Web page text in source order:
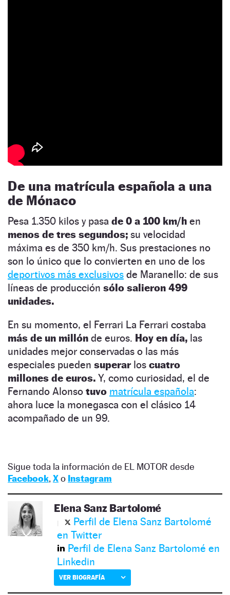
De una matrícula española a una
de Mónaco
Pesa 1.350 kilos y pasa de 0 a 100 km/h en
menos de tres segundos; su velocidad
máxima es de 350 km/h. Sus prestaciones no
son lo único que lo convierten en uno de los
deportivos más exclusivos de Maranello: de sus
líneas de producción sólo salieron 499
unidades.
En su momento, el Ferrari La Ferrari costaba
más de un millón de euros. Hoy en día, las
unidades mejor conservadas o las más
especiales pueden superar los cuatro
millones de euros. Y, como curiosidad, el de
Fernando Alonso tuvo matrícula española:
ahora luce la monegasca con el clásico 14
acompañado de un 99.
Sigue toda la información de EL MOTOR desde
Facebook, Xo Instagram
Elena Sanz Bartolomé
Perfil de Elena Sanz Bartolomé
en Twitter
Perfil de Elena Sanz Bartolomé en
Linkedin
VER BIOGRAFÍA